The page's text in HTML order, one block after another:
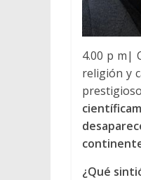
4.00 p m|
religión y
¿Qué